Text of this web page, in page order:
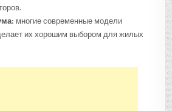
многие современные модели
их хорошим выбором для жилых